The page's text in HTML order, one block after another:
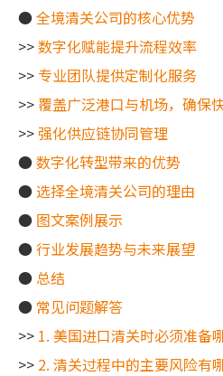
●全境清关公司的核心优势
>>数字化赋能提升流程效率
>> 专业团队提供定制化服务
>> 覆盖广泛港口与机场，确保
>>强化供应链协同管理
●数字化转型带来的优势
●选择全境清关公司的理由
● 图文案例展示
●行业发展趋势与未来展望
● 总结
● 常见问题解答
>> 1. 美国进口清关时必须准备
>> 2. 清关过程中的主要风险有